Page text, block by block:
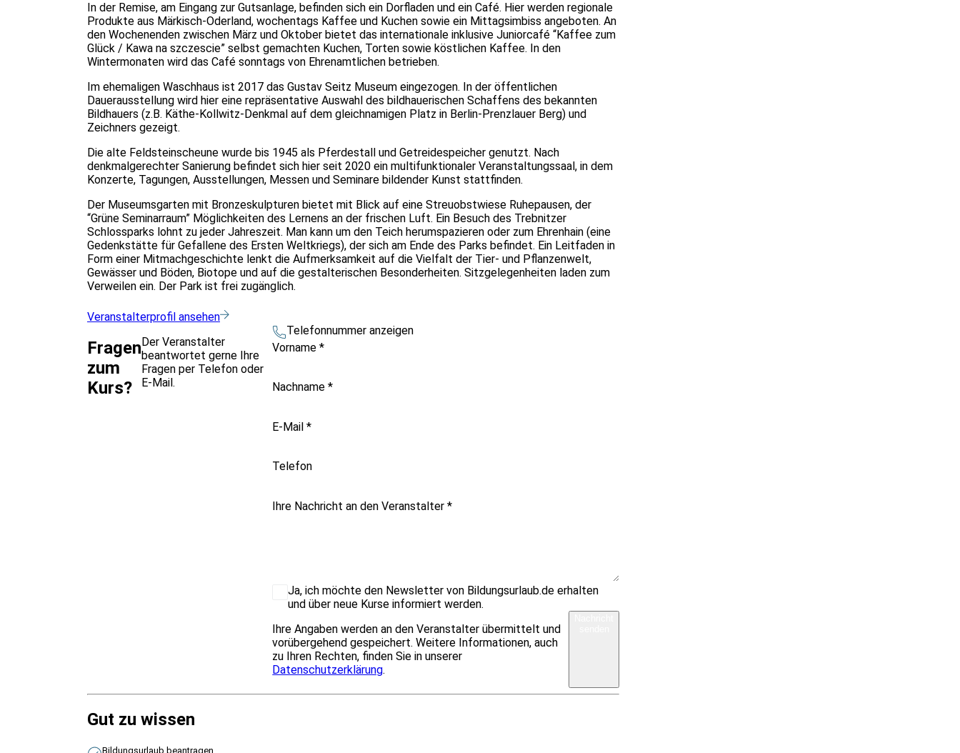
In der Remise, am Eingang zur Gutsanlage, befinden sich ein Dorfladen und ein Café. Hier werden regionale
Produkte aus Märkisch-Oderland, wochentags Kaffee und Kuchen sowie ein Mittagsimbiss angeboten. An
den Wochenenden zwischen März und Oktober bietet das internationale inklusive Juniorcafé “Kaffee zum
Glück / Kawa na szczescie” selbst gemachten Kuchen, Torten sowie köstlichen Kaffee. In den
Wintermonaten wird das Café sonntags von Ehrenamtlichen betrieben.
Im ehemaligen Waschhaus ist 2017 das Gustav Seitz Museum eingezogen. In der öffentlichen
Dauerausstellung wird hier eine repräsentative Auswahl des bildhauerischen Schaffens des bekannten
Bildhauers (z.B. Käthe-Kollwitz-Denkmal auf dem gleichnamigen Platz in Berlin-Prenzlauer Berg) und
Zeichners gezeigt.
Die alte Feldsteinscheune wurde bis 1945 als Pferdestall und Getreidespeicher genutzt. Nach
denkmalgerechter Sanierung befindet sich hier seit 2020 ein multifunktionaler Veranstaltungssaal, in dem
Konzerte, Tagungen, Ausstellungen, Messen und Seminare bildender Kunst stattfinden.
Der Museumsgarten mit Bronzeskulpturen bietet mit Blick auf eine Streuobstwiese Ruhepausen, der
“Grüne Seminarraum” Möglichkeiten des Lernens an der frischen Luft. Ein Besuch des Trebnitzer
Schlossparks lohnt zu jeder Jahreszeit. Man kann um den Teich herumspazieren oder zum Ehrenhain (eine
Gedenkstätte für Gefallene des Ersten Weltkriegs), der sich am Ende des Parks befindet. Ein Leitfaden in
Form einer Mitmachgeschichte lenkt die Aufmerksamkeit auf die Vielfalt der Tier- und Pflanzenwelt,
Gewässer und Böden, Biotope und auf die gestalterischen Besonderheiten. Sitzgelegenheiten laden zum
Verweilen ein. Der Park ist frei zugänglich.
Veranstalterprofil ansehen
Fragen
zum
Kurs?
Der Veranstalter
beantwortet gerne Ihre
Fragen per Telefon oder
E-Mail.
Telefonnummer anzeigen
Vorname*
Nachname*
E-Mail*
Telefon
Ihre Nachricht an den Veranstalter*
Ja, ich möchte den Newsletter von Bildungsurlaub.de erhalten
und über neue Kurse informiert werden.
Ihre Angaben werden an den Veranstalter übermittelt und
vorübergehend gespeichert. Weitere Informationen, auch
zu Ihren Rechten, finden Sie in unserer
Datenschutzerklärung.
Gut zu wissen
Bildungsurlaub beantragen